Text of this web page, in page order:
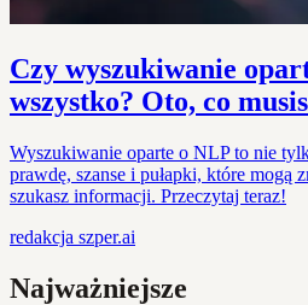
Czy wyszukiwanie
wszystko? Oto, co
Wyszukiwanie oparte o NLP to nie
prawdę, szanse i pułapki, które mogą
szukasz informacji. Przeczytaj teraz!
redakcja szper.ai
Najważniejsze